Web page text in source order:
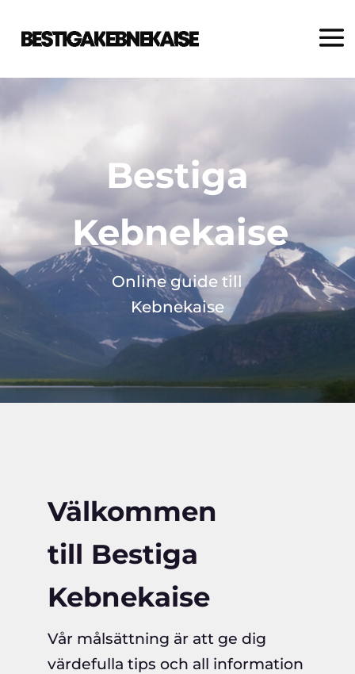
Bestiga
Kebnekaise
Online guide till
Kebnekaise
Välkommen
till Bestiga
Kebnekaise
Vår målsättning är att ge dig
värdefulla tips och all information